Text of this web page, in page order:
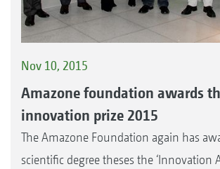
Nov 10, 2015
Amazone foundation awards
innovation prize 2015
The Amazone Foundation again has
scientific degree theses the ‘Innovation